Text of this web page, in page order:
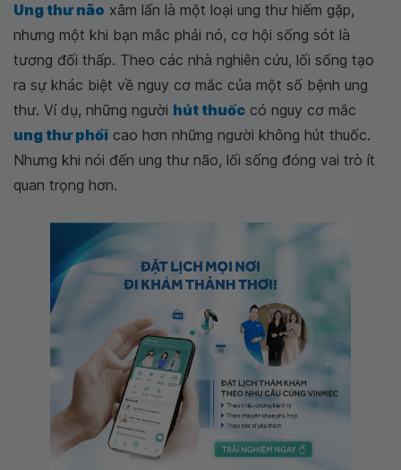
Ung thư não xâm lấn là một loại ung thư hiếm gặp,
nhưng một khi bạn mắc phải nó, cơ hội sống sót là
tương đối thấp. Theo các nhà nghiên cứu, lối sống tạo
ra sự khác biệt về nguy cơ mắc của một số bệnh ung
thư. Ví dụ, những người hút thuốc có nguy cơ mắc
ung thư phổi cao hơn những người không hút thuốc.
Nhưng khi nói đến ung thư não, lối sống đóng vai trò ít
quan trọng hơn.